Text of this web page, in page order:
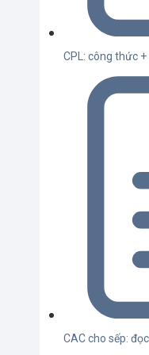
CPL: công thức
CAC cho sếp: